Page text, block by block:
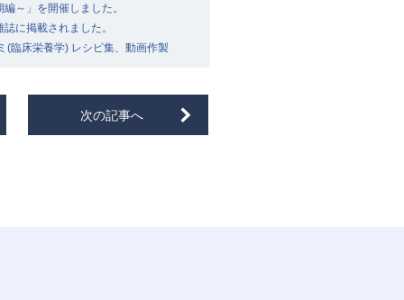
～」を開催しました。
に掲載されました。
臨床栄養学) レシピ集、動画作製
次の記事へ